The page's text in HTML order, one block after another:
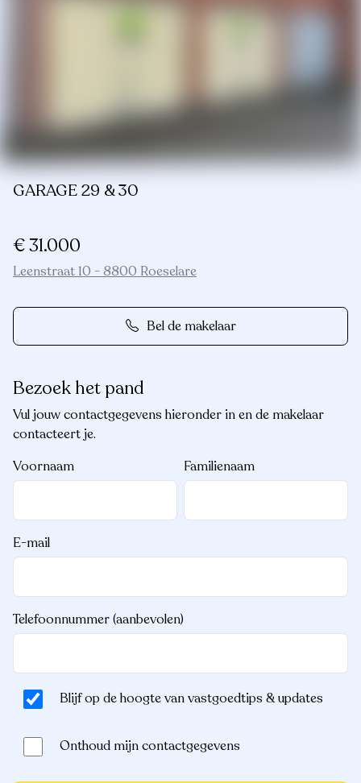
GARAGE 29 & 30
€ 31.000
Leenstraat 10 - 8800 Roeselare
Bel de makelaar
Bezoek het pand
Vul jouw contactgegevens hieronder in en de makelaar
contacteert je.
Voornaam
Familienaam
E-mail
Telefoonnummer (aanbevolen)
Blijf op de hoogte van vastgoedtips & updates
Onthoud mijn contactgegevens